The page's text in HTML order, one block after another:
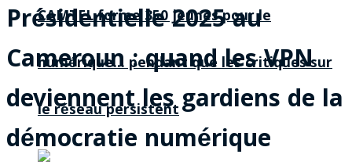
CAMTEL forme 350 jeunes pour le
numérique… pendant que les critiques sur
le réseau persistent
Présidentielle 2025 au
Cameroun : quand les VPN
deviennent les gardiens de la
démocratie numérique